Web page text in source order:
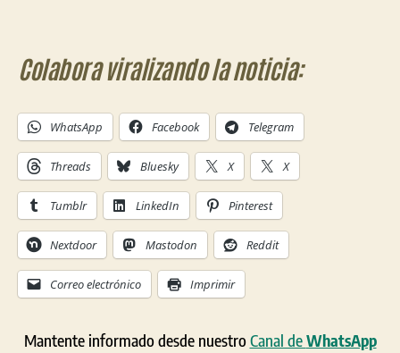
Colabora viralizando la noticia:
WhatsApp Facebook Telegram
Threads Bluesky X X
Tumblr LinkedIn Pinterest
Nextdoor Mastodon Reddit
Correo electrónico Imprimir
Mantente informado desde nuestroCanal deWhatsApp